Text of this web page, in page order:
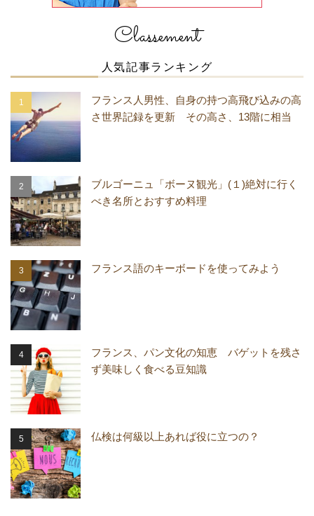
Classement
人気記事ランキング
フランス人男性、自身の持つ高飛び込みの高
さ世界記録を更新 その高さ、13階に相当
ブルゴーニュ「ボーヌ観光」(１)絶対に行く
べき名所とおすすめ料理
フランス語のキーボードを使ってみよう
フランス、パン文化の知恵 バゲットを残さ
ず美味しく食べる豆知識
仏検は何級以上あれば役に立つの？